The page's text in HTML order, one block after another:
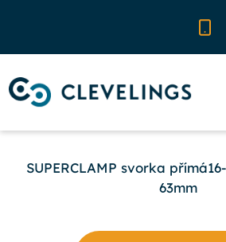
SUPERCLAMP svorka
63mm